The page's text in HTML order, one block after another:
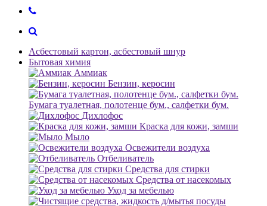
Асбестовый картон, асбестовый шнур
Бытовая химия
Аммиак
Бензин, керосин
Бумага туалетная, полотенце бум., салфетки бум.
Дихлофос
Краска для кожи, замши
Мыло
Освежители воздуха
Отбеливатель
Средства для стирки
Средства от насекомых
Уход за мебелью